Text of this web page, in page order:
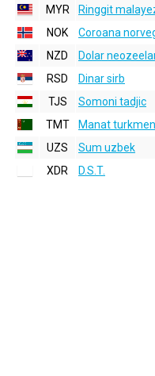
MYR
Ringgit
NOK
Coroana
NZD
Dolar
RSD
Dinar sirb
TJS
Somoni tadjic
TMT
Manat turkmen
UZS
Sum uzbek
XDR
D.S.T.